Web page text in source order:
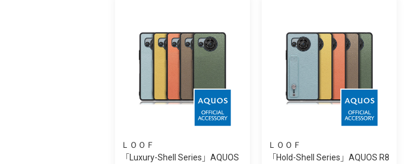
ＬＯＯＦ
「Luxury-Shell Series」AQUOS
ＬＯＯＦ
「Hold-Shell Series」AQUOS R8